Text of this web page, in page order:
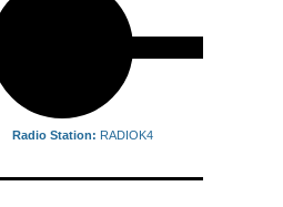
Radio Station: RADIOK4